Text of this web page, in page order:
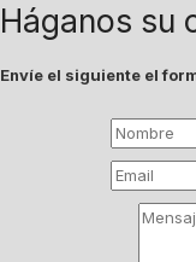
Háganos su
Envíe el siguiente el